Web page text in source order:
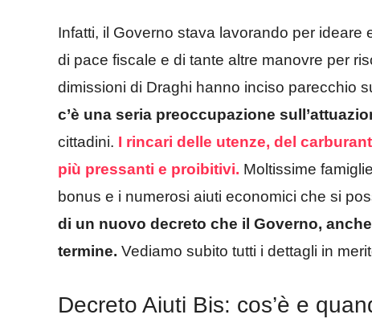
Infatti, il Governo stava lavorando per
di pace fiscale e di tante altre manovre per
dimissioni di Draghi hanno inciso parecchio
c’è una seria preoccupazione
cittadini. I rincari delle utenze, del
più pressanti e proibitivi. Moltissime
bonus e i numerosi aiuti economici che si
di un nuovo decreto che il Governo,
termine. Vediamo subito tutti i dettagli in
Decreto Aiuti Bis: cos’è e